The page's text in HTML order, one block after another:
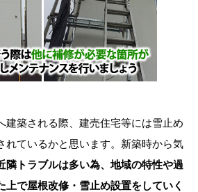
築される際、建売住宅等には雪止め
れているかと思います。新築時から気
隣トラブルは多い為、地域の特性や過
上で屋根改修・雪止め設置をしていく